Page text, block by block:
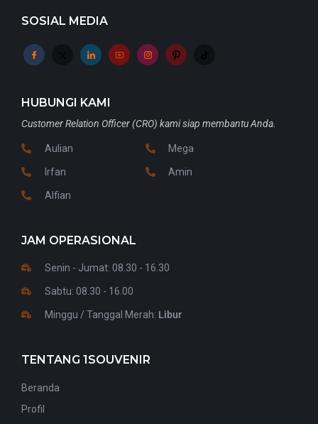
SOSIAL MEDIA
HUBUNGI KAMI
Customer Relation Officer (CRO) kami siap membantu Anda.
Aulian
Irfan
Alfian
Mega
Amin
JAM OPERASIONAL
Senin - Jumat: 08.30 - 16.30
Sabtu: 08.30 - 16.00
Minggu / Tanggal Merah: Libur
TENTANG 1SOUVENIR
Beranda
Profil